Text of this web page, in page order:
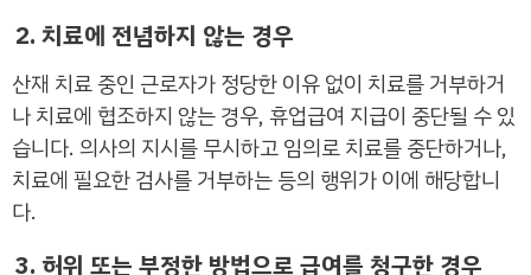
2. 치료에 전념하지 않는 경우
산재 치료 중인 근로자가 정당한 이유 없이 치료를 거부하거
나 치료에 협조하지 않는 경우, 휴업급여 지급이 중단될 수 있
습니다. 의사의 지시를 무시하고 임의로 치료를 중단하거나,
치료에 필요한 검사를 거부하는 등의 행위가 이에 해당합니
다.
3. 허위 또는 부정한 방법으로 급여를 청구한 경우